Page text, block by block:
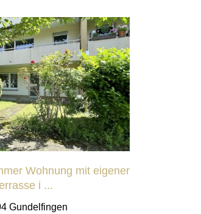
Wohnung mit eigener
i ...
Gundelfingen